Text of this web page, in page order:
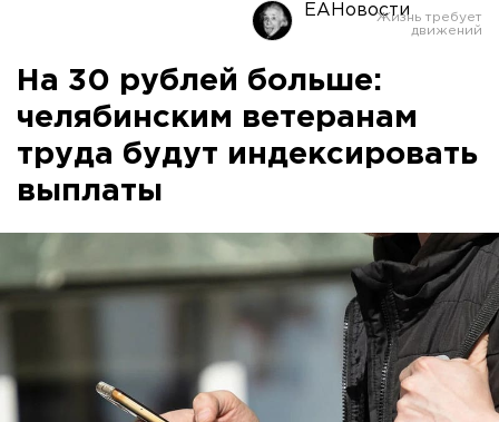
ЕАНовости
На 30 рублей больше:
челябинским ветеранам
труда будут индексировать
выплаты